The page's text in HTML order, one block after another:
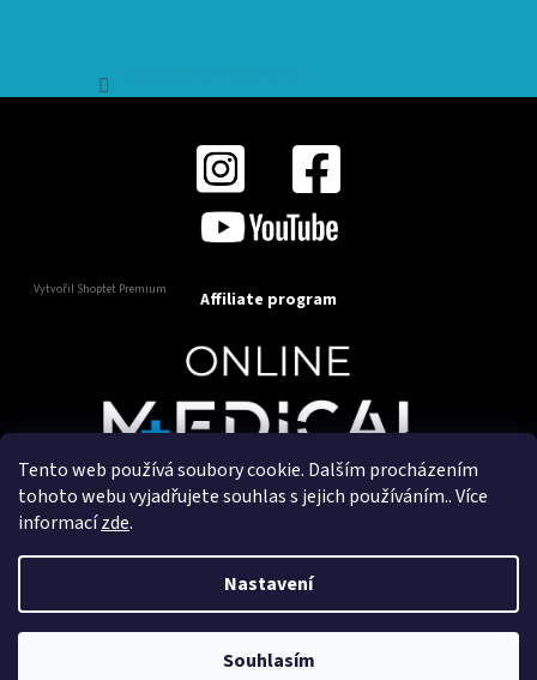
Tento web používá soubory cookie. Dalším procházením
tohoto webu vyjadřujete souhlas s jejich používáním.. Více
informacízde.
Nastavení
Souhlasím
Vytvořil Shoptet Premium Affiliate program
Copyright 2025OnlineMedical.cz. Všechna práva
Vytvořil a marketingově zajišťuje